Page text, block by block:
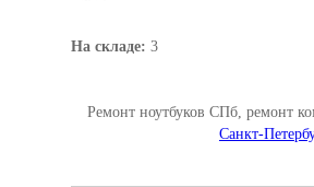
На складе: 3
Ремонт ноутбуков СПб, ремонт
Санкт-